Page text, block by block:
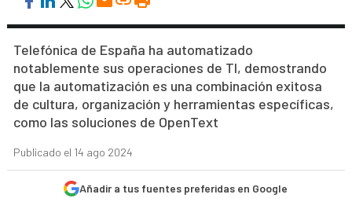
Telefónica de España ha automatizado
notablemente sus operaciones de TI, demostrando
que la automatización es una combinación exitosa
de cultura, organización y herramientas específicas,
como las soluciones de OpenText
Publicado el 14 ago 2024
Añadir a tus fuentes preferidas en Google